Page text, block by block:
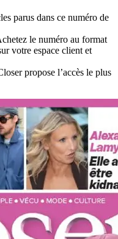
parus dans ce numéro de
le numéro au format
votre espace client et
propose l’accès le plus